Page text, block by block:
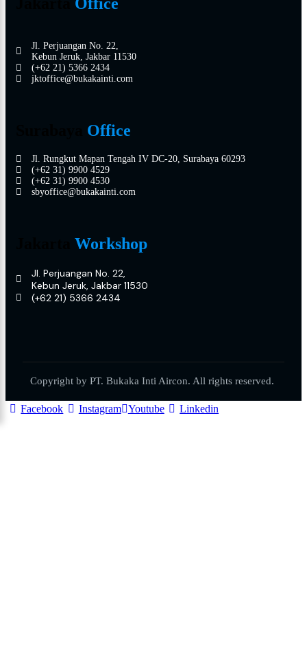
Jl. Perjuangan No. 22,
Kebun Jeruk, Jakbar 11530
(+62 21) 5366 2434
jktoffice@bukakainti.com
Office
Jl. Rungkut Mapan Tengah IV DC-20, Surabaya 60293
(+62 31) 9900 4529
(+62 31) 9900 4530
sbyoffice@bukakainti.com
Workshop
Jl. Perjuangan No. 22,
Kebun Jeruk, Jakbar 11530
(+62 21) 5366 2434
Copyright by PT. Bukaka Inti Aircon. All rights reserved.
Facebook Instagram Youtube Linkedin